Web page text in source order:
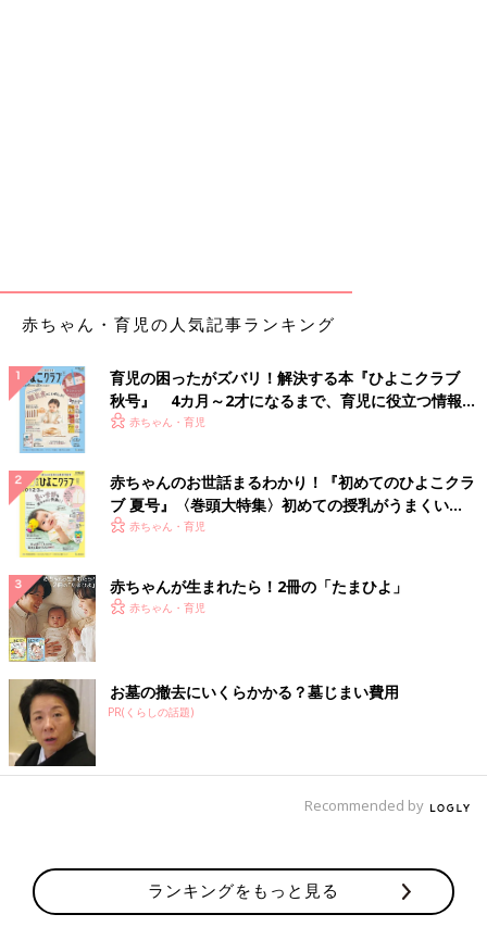
赤ちゃん・育児の人気記事ランキング
育児の困ったがズバリ！解決する本『ひよこクラブ
秋号』 4カ月～2才になるまで、育児に役立つ情報が
いっぱい！
赤ちゃん・育児
赤ちゃんのお世話まるわかり！『初めてのひよこクラ
ブ 夏号』〈巻頭大特集〉初めての授乳がうまくい
く！ おっぱい・ミルクの基本と夏のトラブル 解決テ
赤ちゃん・育児
赤ちゃんが生まれたら！2冊の「たまひよ」
赤ちゃん・育児
お墓の撤去にいくらかかる？墓じまい費用
PR(くらしの話題)
Recommended by
ランキングをもっと見る